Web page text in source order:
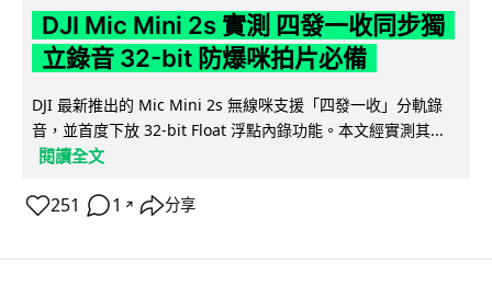
DJI Mic Mini 2s 實測 四發一收同步獨
立錄音 32-bit 防爆咪拍片必備
DJI 最新推出的 Mic Mini 2s 無線咪支援「四發一收」分軌錄
音，並首度下放 32-bit Float 浮點內錄功能。本文經實測其...
閱讀全文
251 1 ↗ 分享